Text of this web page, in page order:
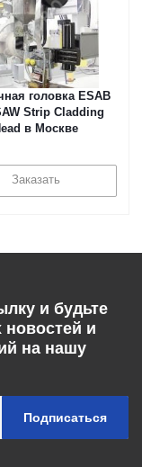
головка ESAB
Strip Cladding
в Москве
Заказать
и будьте
новостей и
на нашу